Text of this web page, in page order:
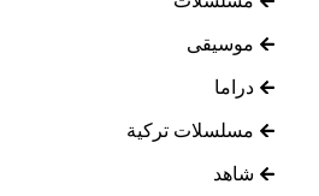
موسيقى
دراما
مسلسلات تركية
شاهد